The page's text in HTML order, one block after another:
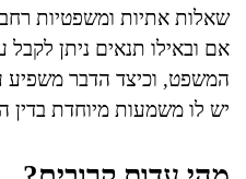
שאלות אתיות ומשפטיות
אם ובאילו תנאים ניתן
המשפט, וכיצד הדבר משפיע
יש לו משמעות מיוחדת בדין